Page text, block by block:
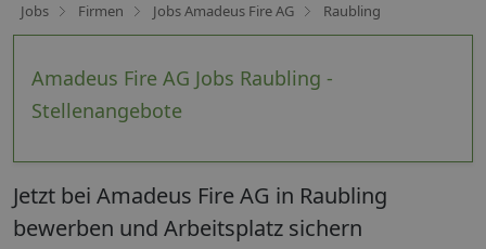
Jobs Firmen Jobs Amadeus Fire AG Raubling
Amadeus Fire AG Jobs Raubling -
Stellenangebote
Jetzt bei Amadeus Fire AG in Raubling
bewerben und Arbeitsplatz sichern